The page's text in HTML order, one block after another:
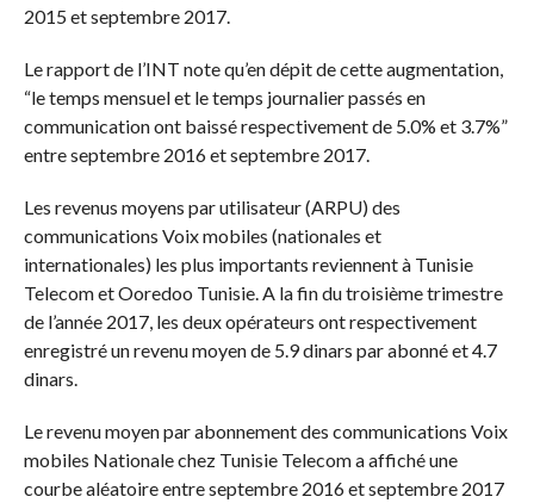
2015 et septembre 2017.
Le rapport de l’INT note qu’en dépit de cette augmentation,
“le temps mensuel et le temps journalier passés en
communication ont baissé respectivement de 5.0% et 3.7%”
entre septembre 2016 et septembre 2017.
Les revenus moyens par utilisateur (ARPU) des
communications Voix mobiles (nationales et
internationales) les plus importants reviennent à Tunisie
Telecom et Ooredoo Tunisie. A la fin du troisième trimestre
de l’année 2017, les deux opérateurs ont respectivement
enregistré un revenu moyen de 5.9 dinars par abonné et 4.7
dinars.
Le revenu moyen par abonnement des communications Voix
mobiles Nationale chez Tunisie Telecom a affiché une
courbe aléatoire entre septembre 2016 et septembre 2017